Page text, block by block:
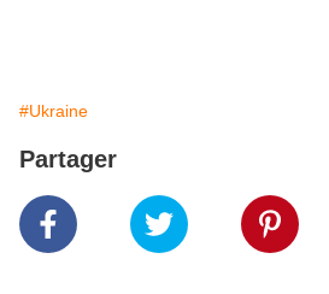
#Ukraine
Partager